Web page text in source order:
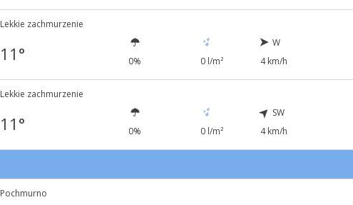
Lekkie zachmurzenie
11° 0% 0 l/m²
W
4 km/h
Lekkie zachmurzenie
11° 0% 0 l/m²
SW
4 km/h
Pochmurno